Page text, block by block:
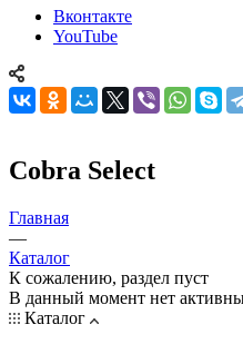
Вконтакте
YouTube
Cobra Select
Главная
—
Каталог
К сожалению, раздел пуст
В данный момент нет
Каталог